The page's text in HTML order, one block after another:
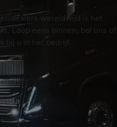
dealers wereldwijd is het
Loop eens binnen, bel ons of
bij u in het bedrijf.